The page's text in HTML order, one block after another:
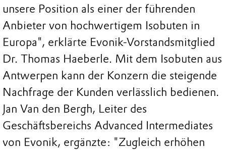
unsere Position als einer der führenden
Anbieter von hochwertigem Isobuten in
Europa", erklärte Evonik-Vorstandsmitglied
Dr. Thomas Haeberle. Mit dem Isobuten aus
Antwerpen kann der Konzern die steigende
Nachfrage der Kunden verlässlich bedienen.
Jan Van den Bergh, Leiter des
Geschäftsbereichs Advanced Intermediates
von Evonik, ergänzte: "Zugleich erhöhen